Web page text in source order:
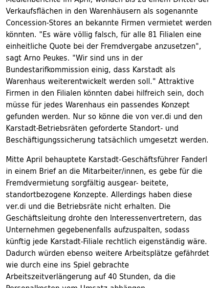
Verkaufsflächen in den Warenhäusern als sogenannte
Concession-Stores an bekannte Firmen vermietet werden
könnten. "Es wäre völlig falsch, für alle 81 Filialen eine
einheitliche Quote bei der Fremdvergabe anzusetzen",
sagt Arno Peukes. "Wir sind uns in der
Bundestarifkommission einig, dass Karstadt als
Warenhaus weiterentwickelt werden soll." Attraktive
Firmen in den Filialen könnten dabei hilfreich sein, doch
müsse für jedes Warenhaus ein passendes Konzept
gefunden werden. Nur so könne die von ver.di und den
Karstadt-Betriebsräten geforderte Standort- und
Beschäftigungssicherung tatsächlich umgesetzt werden.
Mitte April behauptete Karstadt-Geschäftsführer Fanderl
in einem Brief an die Mitarbeiter/innen, es gebe für die
Fremdvermietung sorgfältig ausgear- beitete,
standortbezogene Konzepte. Allerdings haben diese
ver.di und die Betriebsräte nicht erhalten. Die
Geschäftsleitung drohte den Interessenvertretern, das
Unternehmen gegebenenfalls aufzuspalten, sodass
künftig jede Karstadt-Filiale rechtlich eigenständig wäre.
Dadurch würden ebenso weitere Arbeitsplätze gefährdet
wie durch eine ins Spiel gebrachte
Arbeitszeitverlängerung auf 40 Stunden, da die